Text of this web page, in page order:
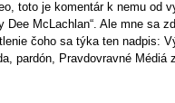
toto je komentár k nemu od
Dee McLachlan“. Ale mne sa
čoho sa týka ten nadpis:
pardón, Pravdovravné Médiá